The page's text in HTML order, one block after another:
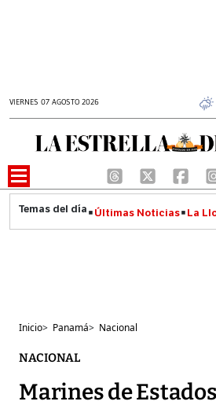
VIERNES 07 AGOSTO 2026
Últimas Noticias La
Inicio> Panamá> Nacional
NACIONAL
Marines de